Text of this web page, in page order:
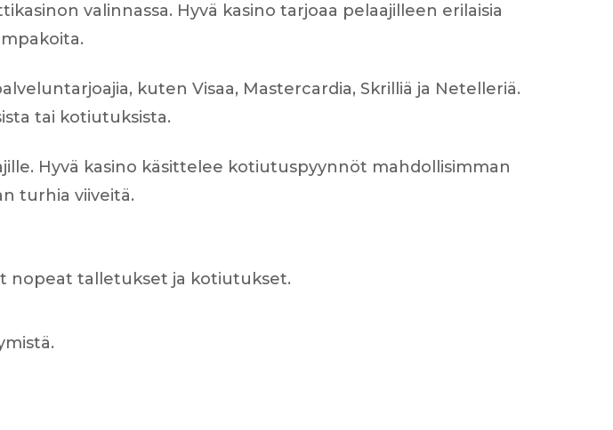
valinnassa. Hyvä kasino tarjoaa pelaajilleen erilaisia
kuten Visaa, Mastercardia, Skrilliä ja Netelleriä.
tai kotiutuksista.
Hyvä kasino käsittelee kotiutuspyynnöt mahdollisimman
turhia viiveitä.
nopeat talletukset ja kotiutukset.